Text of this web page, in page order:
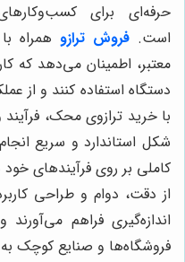
حرفه‌ای برای
است. فروش ترازو همراه
معتبر، اطمینان می‌دهد که
دستگاه استفاده کنند و از
با خرید ترازوی محک،
شکل استاندارد و سریع
کاملی بر روی فرآیندهای
از دقت، دوام و طراحی
اندازه‌گیری فراهم
فروشگاه‌ها و صنایع کوچک